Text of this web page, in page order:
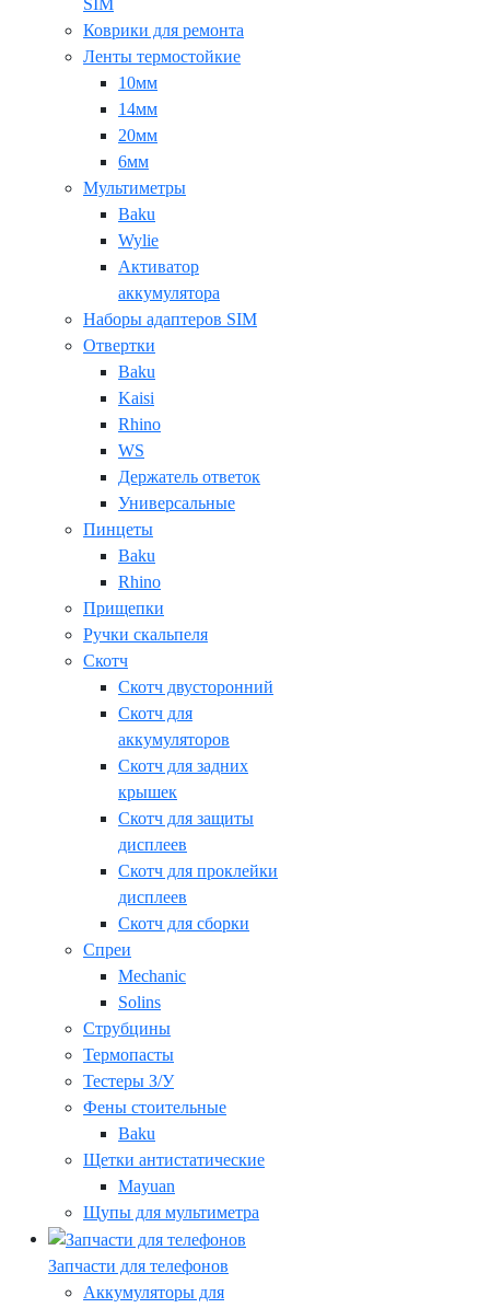
SIM
Коврики для ремонта
Ленты термостойкие
10мм
14мм
20мм
6мм
Мультиметры
Baku
Wylie
Активатор
аккумулятора
Наборы адаптеров SIM
Отвертки
Baku
Kaisi
Rhino
WS
Держатель ответок
Универсальные
Пинцеты
Baku
Rhino
Прищепки
Ручки скальпеля
Скотч
Скотч двусторонний
Скотч для
аккумуляторов
Скотч для задних
крышек
Скотч для защиты
дисплеев
Скотч для проклейки
дисплеев
Скотч для сборки
Спреи
Mechanic
Solins
Струбцины
Термопасты
Тестеры З/У
Фены стоительные
Baku
Щетки антистатические
Mayuan
Щупы для мультиметра
Запчасти для телефонов
Аккумуляторы для